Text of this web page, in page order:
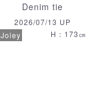
Denim tie
2026/07/13 UP
Joley
H：173㎝